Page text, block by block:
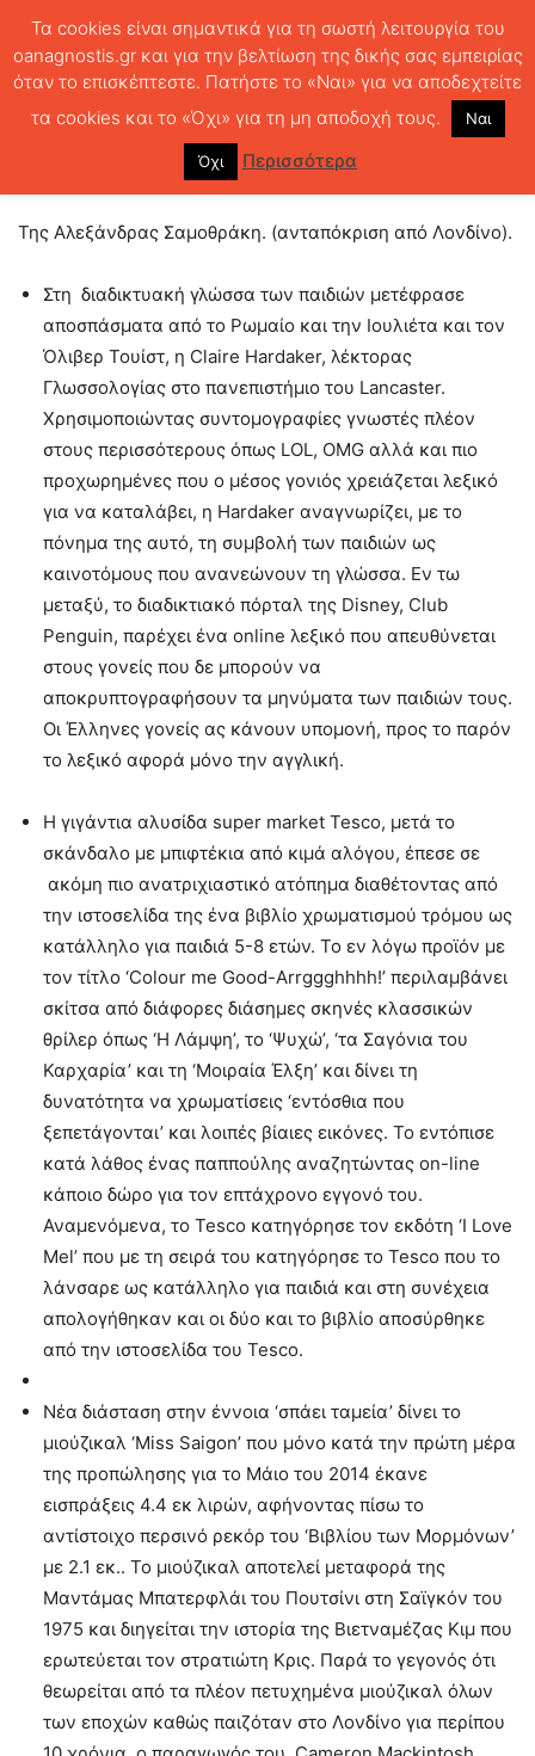
Shakespeare? LOL!
Shakespeare? LOL!
Της Αλεξάνδρας Σαμοθράκη. (ανταπόκριση από Λονδίνο).
Στη διαδικτυακή γλώσσα των παιδιών μετέφρασε
αποσπάσματα από το Ρωμαίο και την Ιουλιέτα και τον
Όλιβερ Τουίστ, η Claire Hardaker, λέκτορας
Γλωσσολογίας στο πανεπιστήμιο του Lancaster.
Χρησιμοποιώντας συντομογραφίες γνωστές πλέον
στους περισσότερους όπως LOL, OMG αλλά και πιο
προχωρημένες που ο μέσος γονιός χρειάζεται λεξικό
για να καταλάβει, η Hardaker αναγνωρίζει, με το
πόνημα της αυτό, τη συμβολή των παιδιών ως
καινοτόμους που ανανεώνουν τη γλώσσα. Εν τω
μεταξύ, το διαδικτιακό πόρταλ της Disney, Club
Penguin, παρέχει ένα online λεξικό που απευθύνεται
στους γονείς που δε μπορούν να
αποκρυπτογραφήσουν τα μηνύματα των παιδιών τους.
Οι Έλληνες γονείς ας κάνουν υπομονή, προς το παρόν
το λεξικό αφορά μόνο την αγγλική.
Η γιγάντια αλυσίδα super market Tesco, μετά το
σκάνδαλο με μπιφτέκια από κιμά αλόγου, έπεσε σε
ακόμη πιο ανατριχιαστικό ατόπημα διαθέτοντας από
την ιστοσελίδα της ένα βιβλίο χρωματισμού τρόμου ως
κατάλληλο για παιδιά 5-8 ετών. Το εν λόγω προϊόν με
τον τίτλο ‘Colour me Good-Arrggghhhh!’ περιλαμβάνει
σκίτσα από διάφορες διάσημες σκηνές κλασσικών
θρίλερ όπως ‘Η Λάμψη’, το ‘Ψυχώ’, ‘τα Σαγόνια του
Καρχαρία’ και τη ‘Μοιραία Έλξη’ και δίνει τη
δυνατότητα να χρωματίσεις ‘εντόσθια που
ξεπετάγονται’ και λοιπές βίαιες εικόνες. Το εντόπισε
κατά λάθος ένας παππούλης αναζητώντας on-line
κάποιο δώρο για τον επτάχρονο εγγονό του.
Αναμενόμενα, το Tesco κατηγόρησε τον εκδότη ‘I Love
Mel’ που με τη σειρά του κατηγόρησε το Tesco που το
λάνσαρε ως κατάλληλο για παιδιά και στη συνέχεια
απολογήθηκαν και οι δύο και το βιβλίο αποσύρθηκε
από την ιστοσελίδα του Tesco.
Νέα διάσταση στην έννοια ‘σπάει ταμεία’ δίνει το
μιούζικαλ ‘Miss Saigon’ που μόνο κατά την πρώτη μέρα
της προπώλησης για το Μάιο του 2014 έκανε
εισπράξεις 4.4 εκ λιρών, αφήνοντας πίσω το
αντίστοιχο περσινό ρεκόρ του ‘Βιβλίου των Μορμόνων’
με 2.1 εκ.. Το μιούζικαλ αποτελεί μεταφορά της
Μαντάμας Μπατερφλάι του Πουτσίνι στη Σαϊγκόν του
1975 και διηγείται την ιστορία της Βιετναμέζας Κιμ που
ερωτεύεται τον στρατιώτη Κρις. Παρά το γεγονός ότι
θεωρείται από τα πλέον πετυχημένα μιούζικαλ όλων
των εποχών καθώς παιζόταν στο Λονδίνο για περίπου
Τα cookies είναι σημαντικά για τη σωστή λειτουργία του
oanagnostis.gr και για την βελτίωση της δικής σας εμπειρίας
όταν το επισκέπτεστε. Πατήστε το «Ναι» για να αποδεχτείτε
τα cookies και το «Όχι» για τη μη αποδοχή τους.
Ναι
Όχι Περισσότερα